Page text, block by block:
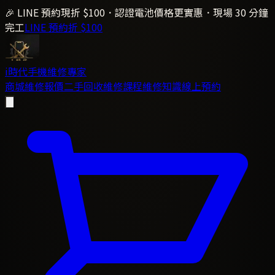
🎉 LINE 預約現折 $100．認證電池價格更實惠．現場 30 分鐘
完工LINE 預約折 $100
i時代手機維修專家
商城維修報價二手回收維修課程維修知識線上預約